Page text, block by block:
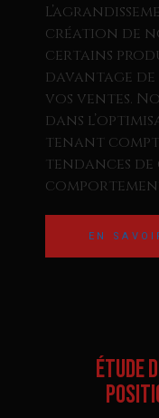
création de
certains
davantage
vos ventes.
dans
tenant
tendances
EN
Étude